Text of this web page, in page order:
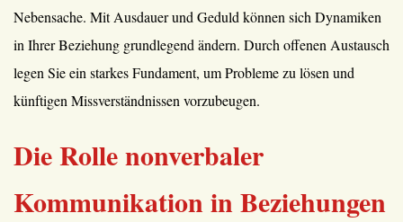
Nebensache. Mit Ausdauer und Geduld können sich Dynamiken
in Ihrer Beziehung grundlegend ändern. Durch offenen Austausch
legen Sie ein starkes Fundament, um Probleme zu lösen und
künftigen Missverständnissen vorzubeugen.
Die Rolle nonverbaler
Kommunikation in Beziehungen